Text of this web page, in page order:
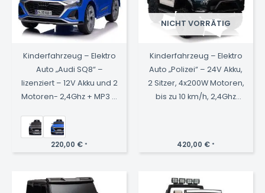
Kinderfahrzeug – Elektro
Auto „Audi SQ8“ –
lizenziert – 12V Akku und 2
Motoren- 2,4Ghz + MP3 +
220,00 € *
NICHT VORRÄTIG
Kinderfahrzeug – Elektro
Auto „Polizei“ – 24V Akku,
2 Sitzer, 4x200W Motoren,
bis zu 10 km/h, 2,4Ghz
420,00 € *